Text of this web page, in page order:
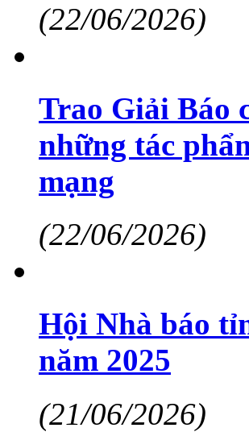
(22/06/2026)
Trao Giải Báo
những tác
mạng
(22/06/2026)
Hội Nhà báo
năm 2025
(21/06/2026)